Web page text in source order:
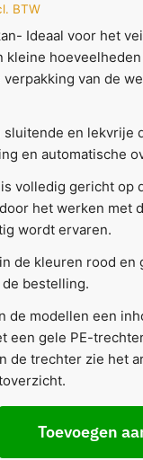
BTW
Ideaal voor het
kleine
van de
sluitende en lekvrije
en automatische
volledig gericht op
het werken met
wordt ervaren.
de kleuren rood en
bestelling.
de modellen een
een gele PE-trechter
de trechter zie het
Toevoegen